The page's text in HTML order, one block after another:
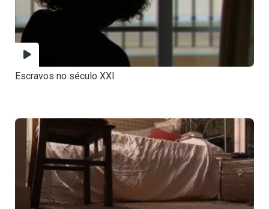
Escravos no século XXI